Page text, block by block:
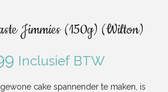
Jimmies (150g) (Wilton)
Inclusief BTW
cake spannender te maken, is